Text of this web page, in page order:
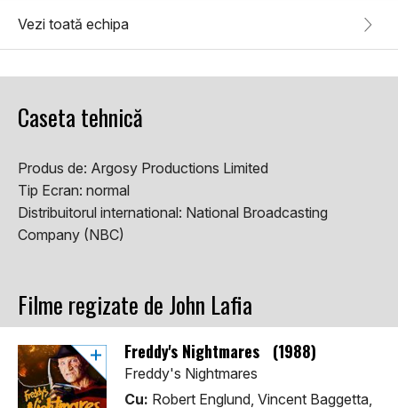
Vezi toată echipa
Caseta tehnică
Produs de: Argosy Productions Limited
Tip Ecran: normal
Distribuitorul international: National Broadcasting
Company (NBC)
Filme regizate de John Lafia
Freddy's Nightmares (1988)
Freddy's Nightmares
Cu: Robert Englund, Vincent Baggetta,